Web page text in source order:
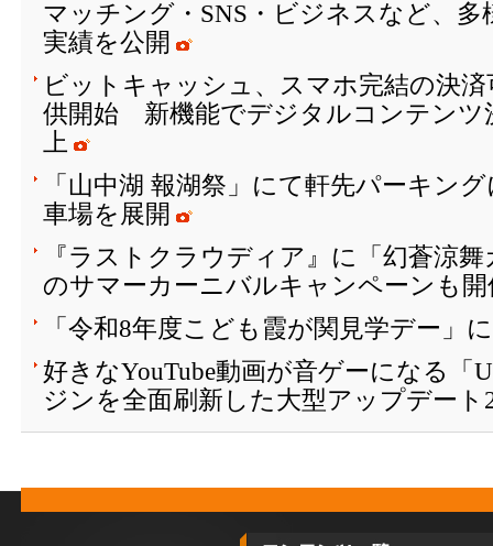
マッチング・SNS・ビジネスなど、
実績を公開
ビットキャッシュ、スマホ完結の決
供開始 新機能でデジタルコンテンツ
上
「山中湖 報湖祭」にて軒先パーキン
車場を展開
『ラストクラウディア』に「幻蒼涼
のサマーカーニバルキャンペーンも
「令和8年度こども霞が関見学デー」
好きなYouTube動画が音ゲーになる「
ジンを全面刷新した大型アップデート